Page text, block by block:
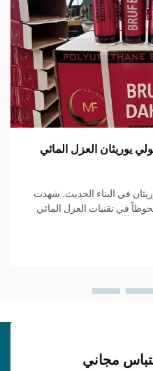
يوريثان العزل المائي
في البناء الحديث. شهدت
في تقنيات العزل المائي
مجاني